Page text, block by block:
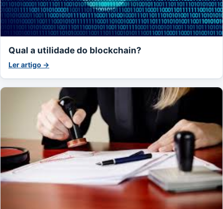
Qual a utilidade do blockchain?
Ler artigo →